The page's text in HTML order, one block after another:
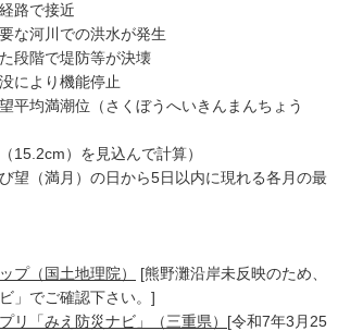
路で接近
な河川での洪水が発生
段階で堤防等が決壊
により機能停止
均満潮位（さくぼうへいきんまんちょう
15.2cm）を見込んで計算）
（満月）の日から5日以内に現れる各月の最
プ（国土地理院）
[熊野灘沿岸未反映のため、
」でご確認下さい。]
リ「みえ防災ナビ」（三重県） [令和7年3月25